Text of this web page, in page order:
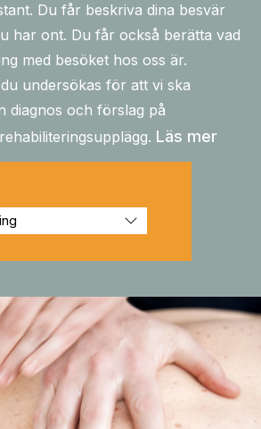
Du får beskriva dina besvär
har ont. Du får också berätta vad
med besöket hos oss är.
undersökas för att vi ska
diagnos och förslag på
Läs mer